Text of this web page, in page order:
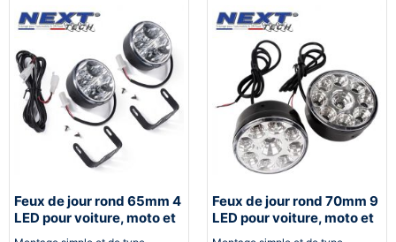
Feux de jour rond 65mm 4
LED pour voiture, moto et
Feux de jour rond 70mm 9
LED pour voiture, moto et